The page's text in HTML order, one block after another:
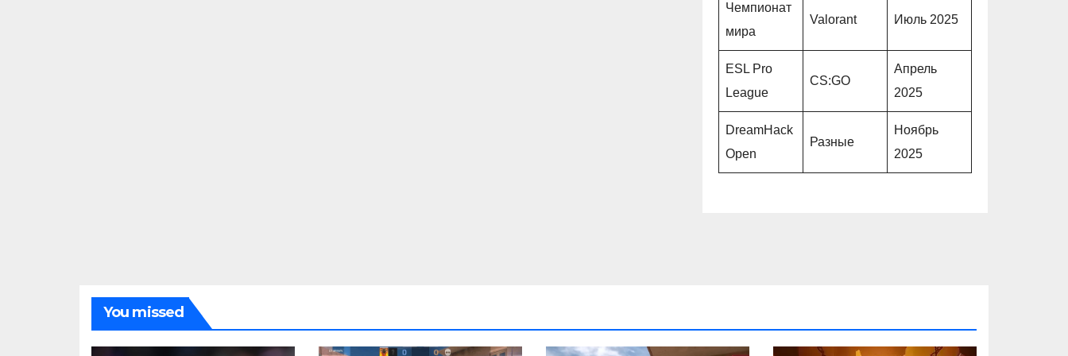
Чемпионат
мира
Valorant Июль 2025
ESL Pro
League
CS:GO
Апрель
2025
DreamHack
Open
Разные
Ноябрь
2025
You missed